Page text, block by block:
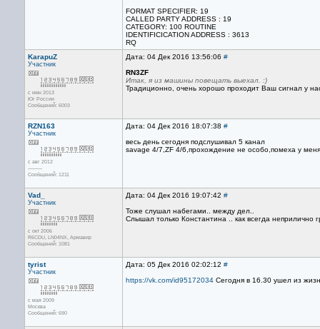
FORMAT SPECIFIER: 19
CALLED PARTY ADDRESS : 19
CATEGORY: 100 ROUTINE
IDENTIFICICATION ADDRESS : 3613
RQ
KarapuZ
Участник
с июн 2013
Юг России
Сообщений: 6003
Дата: 04 Дек 2016 13:56:06 #
RN3ZF
Итак, я из машины повещать выехал. :)
Традиционно, очень хорошо проходит Ваш сигнал у
RZN163
Участник
с авг 2012
----------
Сообщений: 1211
Дата: 04 Дек 2016 18:07:38 #
весь день сегодня подслушивал 5 канал
savage 4/7,ZF 4/6,прохождение не особо,помеха у
Vad_
Участник
с окт 2006
R6CDU, LN04NX, Армавир
Сообщений: 1081
Дата: 04 Дек 2016 19:07:42 #
Тоже слушал набегами.. между дел..
Слышал только Константина .. как всегда неприлично
tyrist
Участник
с мая 2009
Москва
Сообщений: 690
Дата: 05 Дек 2016 02:02:12 #
https://vk.com/id95172034 Сегодня в 16.30 ушел из